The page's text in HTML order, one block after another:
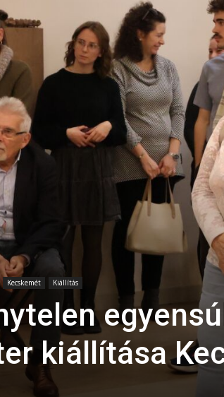
Kecskemét Kiállítás
kiállítása